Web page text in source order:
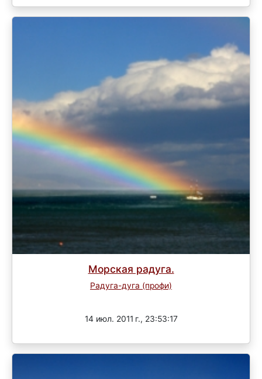
Морская радуга.
Радуга-дуга (профи)
14 июл. 2011 г., 23:53:17